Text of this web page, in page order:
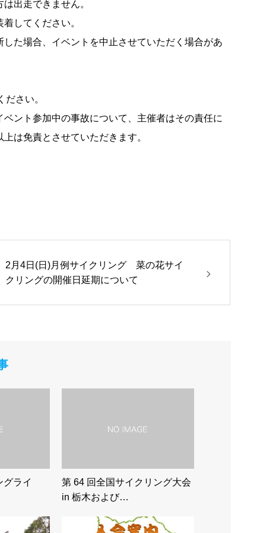
出走できません。
してください。
た場合、イベントを中止させていただく場合があ
さい。
ント参加中の事故について、主催者はその責任に
は免責とさせていただきます。
2月4日(日)月例サイクリング 菜の花サイ
クリングの開催日延期について
グライ
第 64 回全国サイクリング大会
in 栃木および…